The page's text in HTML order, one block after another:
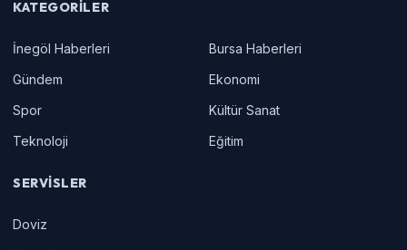
KATEGORILER
İnegöl Haberleri
Bursa Haberleri
Gündem
Ekonomi
Spor
Kültür Sanat
Teknoloji
Eğitim
SERVISLER
Doviz